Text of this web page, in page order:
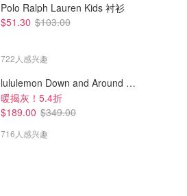
Polo Ralph Lauren Kids 衬衫
$51.30 $103.00
722人感兴趣
lululemon Down and Around 羽绒夹克
暖揭灰！5.4折
$189.00 $349.00
716人感兴趣